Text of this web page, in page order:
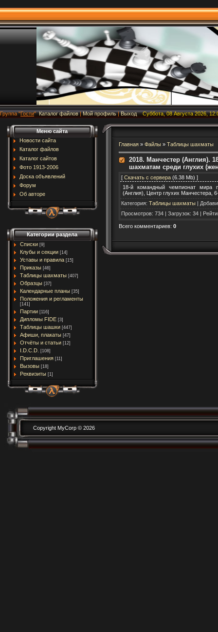
Группа"Гости" Каталог файлов |Мой профиль |Выход Суббота, 08 Августа 2026,
Меню сайта
Новости сайта
Каталог файлов
Каталог сайтов
Фото 1913-2006
Доска объявлений
Форум
Об авторе
Категории раздела
Списки [9]
Клубы и секции [14]
Уставы и правила [15]
Приказы [46]
Таблицы шахматы [407]
Образцы [37]
Календарные планы [35]
Положения и регламенты
[141]
Партии [116]
Дипломы FIDE [3]
Таблицы шашки [447]
Афиши, плакаты [47]
Отчёты и статьи [12]
I.D.C.D. [108]
Приглашения [11]
Вызовы [18]
Реквизиты [1]
Главная » Файлы » Таблицы шахматы
2018. Манчестер (Англия).
шахматам среди глухих
[ Скачать с сервера (6.38 Mb) ]
18-й командный чемпионат мира
(Англия), Центр глухих Манчестера,
Категория: Таблицы шахматы |
Просмотров: 734 | Загрузок: 34 |
Всего комментариев: 0
Copyright MyCorp © 2026